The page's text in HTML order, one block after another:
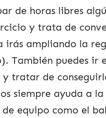
de horas libres
y trata de
irás ampliando la
También puedes ir
tratar de
siempre ayuda a
de equipo como el